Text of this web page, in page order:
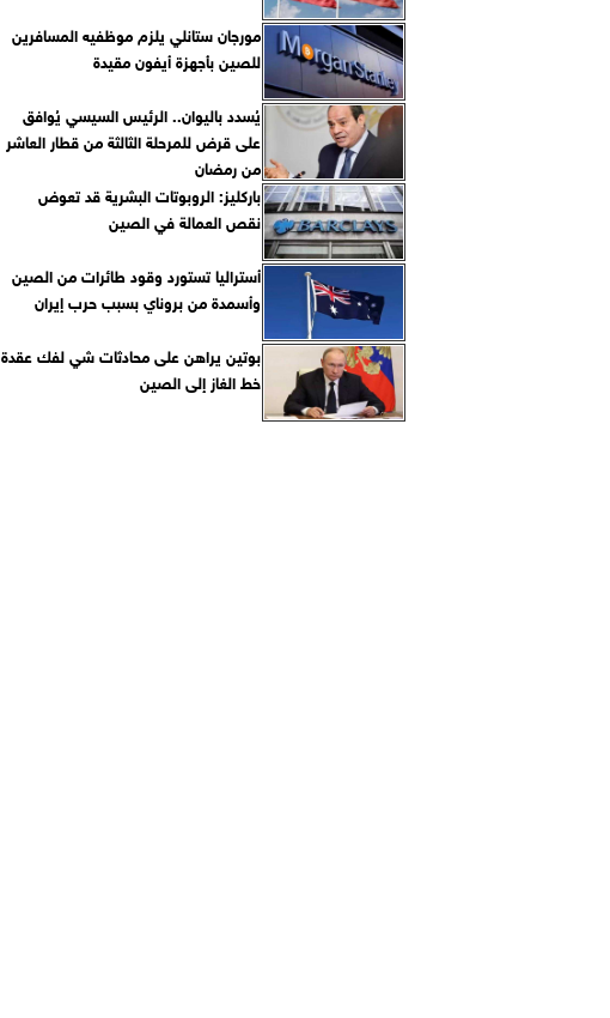
مورجان ستانلي يلزم موظفيه المسافرين
للصين بأجهزة أيفون مقيدة
يُسدد باليوان.. الرئيس السيسي يُوافق
على قرض للمرحلة الثالثة من قطار العاشر
من رمضان
باركليز: الروبوتات البشرية قد تعوض
نقص العمالة في الصين
أستراليا تستورد وقود طائرات من الصين
وأسمدة من بروناي بسبب حرب إيران
بوتين يراهن على محادثات شي لفك عقدة
خط الغاز إلى الصين